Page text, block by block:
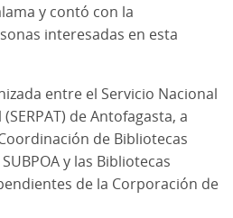
y contó con la
interesadas en esta
entre el Servicio Nacional
de Antofagasta, a
de Bibliotecas
y las Bibliotecas
de la Corporación de